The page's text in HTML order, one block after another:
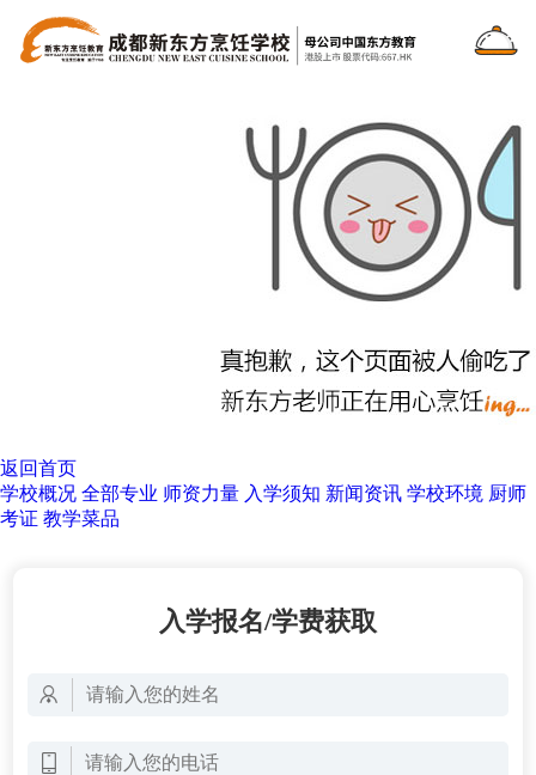
返回首页
学校概况 全部专业 师资力量 入学须知 新闻资讯 学校环境 厨师
考证 教学菜品
入学报名/学费获取